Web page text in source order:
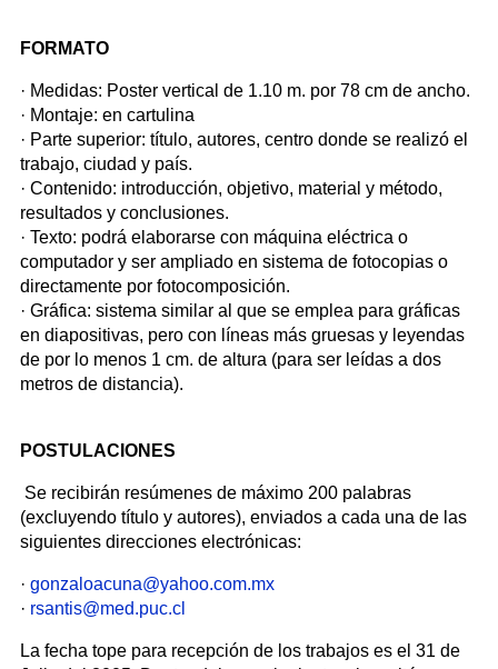
FORMATO
· Medidas: Poster vertical de 1.10 m. por 78 cm de ancho.
· Montaje: en cartulina
· Parte superior: título, autores, centro donde se realizó el
trabajo, ciudad y país.
· Contenido: introducción, objetivo, material y método,
resultados y conclusiones.
· Texto: podrá elaborarse con máquina eléctrica o
computador y ser ampliado en sistema de fotocopias o
directamente por fotocomposición.
· Gráfica: sistema similar al que se emplea para gráficas
en diapositivas, pero con líneas más gruesas y leyendas
de por lo menos 1 cm. de altura (para ser leídas a dos
metros de distancia).
POSTULACIONES
Se recibirán resúmenes de máximo 200 palabras
(excluyendo título y autores), enviados a cada una de las
siguientes direcciones electrónicas:
· gonzaloacuna@yahoo.com.mx
· rsantis@med.puc.cl
La fecha tope para recepción de los trabajos es el 31 de